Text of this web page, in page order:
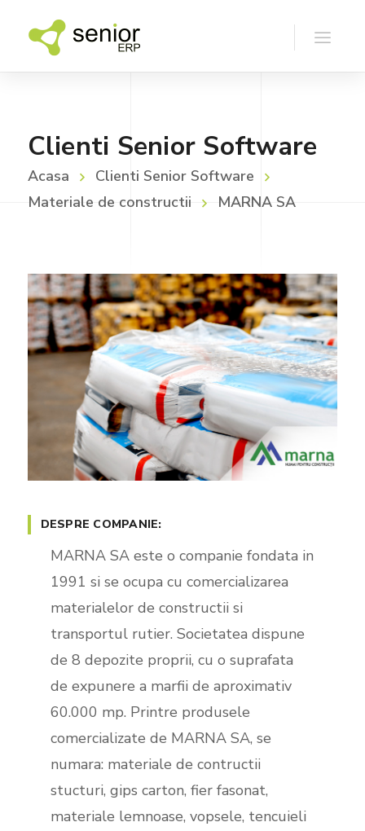
Clienti Senior Software
Acasa
Clienti Senior Software
Materiale de constructii
MARNA SA
DESPRE COMPANIE:
MARNA SA este o companie fondata in
1991 si se ocupa cu comercializarea
materialelor de constructii si
transportul rutier. Societatea dispune
de 8 depozite proprii, cu o suprafata
de expunere a marfii de aproximativ
60.000 mp. Printre produsele
comercializate de MARNA SA, se
numara: materiale de contructii
stucturi, gips carton, fier fasonat,
materiale lemnoase, vopsele, tencuieli